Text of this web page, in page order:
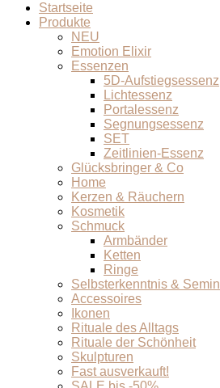
Startseite
Produkte
NEU
Emotion Elixir
Essenzen
5D-Aufstiegsessenz
Lichtessenz
Portalessenz
Segnungsessenz
SET
Zeitlinien-Essenz
Glücksbringer & Co
Home
Kerzen & Räuchern
Kosmetik
Schmuck
Armbänder
Ketten
Ringe
Selbsterkenntnis &
Accessoires
Ikonen
Rituale des Alltags
Rituale der Schönheit
Skulpturen
Fast ausverkauft!